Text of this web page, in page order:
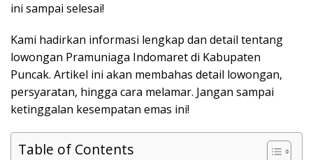
ini sampai selesai!
Kami hadirkan informasi lengkap dan detail tentang
lowongan Pramuniaga Indomaret di Kabupaten
Puncak. Artikel ini akan membahas detail lowongan,
persyaratan, hingga cara melamar. Jangan sampai
ketinggalan kesempatan emas ini!
Table of Contents